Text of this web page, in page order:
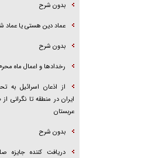
بدون شرح
عماد دین هستی یا عماد
بدون شرح
رخداد‌ها و اعمال ماه
از اذعان اسرائیل به
ایران در منطقه تا نگرانی
عربستان
بدون شرح
دریافت کننده جایزه